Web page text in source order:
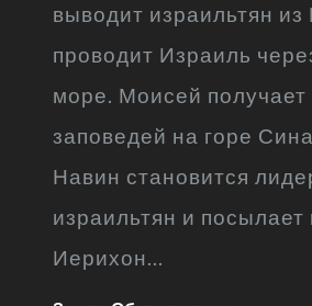
выводит израильтян из
проводит Израиль
море. Моисей получает
заповедей на горе
Навин становится
израильтян и
Иерихон...